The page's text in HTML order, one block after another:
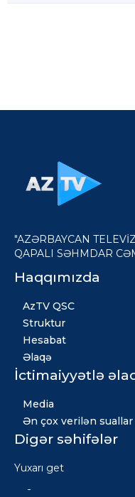
"AZƏRBAYCAN
QAPALI SƏHMDAR
Haqqımızda
AzTV QSC
Struktur
Hesabat
Əlaqə
İctimaiyyətlə
Media
Ən çox verilən suallar
Digər səhifələr
Xəbərlər
Yuxarı get